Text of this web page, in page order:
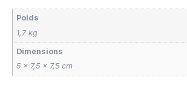
Poids
1,7 kg
Dimensions
5 × 7,5 × 7,5 cm